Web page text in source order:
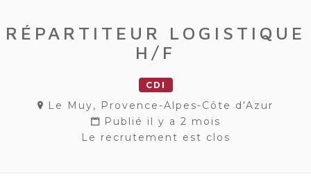
RÉPARTITEUR LOGISTIQUE
H/F
CDI
Le Muy, Provence-Alpes-Côte d'Azur
Publié il y a 2 mois
Le recrutement est clos